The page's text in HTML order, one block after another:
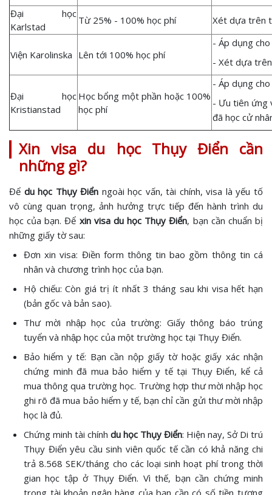
Đại học
Karlstad
Từ 25% - 100% học phí Xét dựa trên
Viện Karolinska Lên tới 100% học phí
- Áp dụng
- Xét dựa trên
Đại học
Kristianstad
Học bổng một phần hoặc 100%
học phí
- Áp dụng
- Ưu tiên ứng
đã học cử
Xin visa du học Thụy Điển cần
những gì?
Để du học Thụy Điển ngoài học vấn, tài chính, visa là yếu tố
vô cùng quan trọng, ảnh hưởng trực tiếp đến hành trình du
học của bạn. Để xin visa du học Thụy Điển, bạn cần chuẩn bị
những giấy tờ sau:
Đơn xin visa: Điền form thông tin bao gồm thông tin cá
nhân và chương trình học của bạn.
Hộ chiếu: Còn giá trị ít nhất 3 tháng sau khi visa hết hạn
(bản gốc và bản sao).
Thư mời nhập học của trường: Giấy thông báo trúng
tuyển và nhập học của một trường học tại Thụy Điển.
Bảo hiểm y tế: Bạn cần nộp giấy tờ hoặc giấy xác nhận
chứng minh đã mua bảo hiểm y tế tại Thụy Điển, kể cả
mua thông qua trường học. Trường hợp thư mời nhập học
ghi rõ đã mua bảo hiểm y tế, bạn chỉ cần gửi thư mời nhập
học là đủ.
Chứng minh tài chính du học Thụy Điển: Hiện nay, Sở Di trú
Thụy Điển yêu cầu sinh viên quốc tế cần có khả năng chi
trả 8.568 SEK/tháng cho các loại sinh hoạt phí trong thời
gian học tập ở Thụy Điển. Vì thế, bạn cần chứng minh